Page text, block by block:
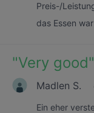
Preis-/
das Essen
"Very good"
Madlen S.
Ein eher